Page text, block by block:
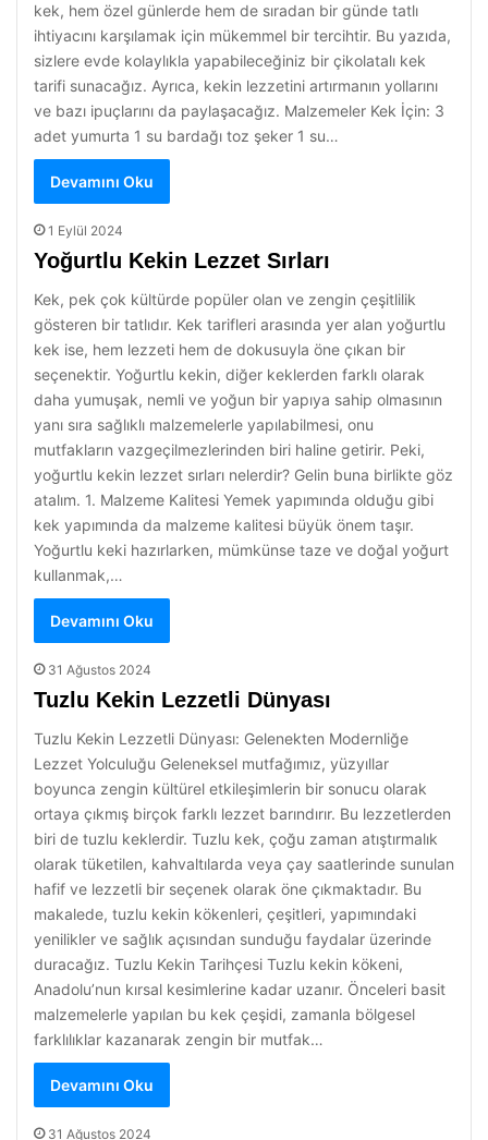
kek, hem özel günlerde hem de sıradan bir günde tatlı
ihtiyacını karşılamak için mükemmel bir tercihtir. Bu yazıda,
sizlere evde kolaylıkla yapabileceğiniz bir çikolatalı kek
tarifi sunacağız. Ayrıca, kekin lezzetini artırmanın yollarını
ve bazı ipuçlarını da paylaşacağız. Malzemeler Kek İçin: 3
adet yumurta 1 su bardağı toz şeker 1 su…
Devamını Oku
1 Eylül 2024
Yoğurtlu Kekin Lezzet Sırları
Kek, pek çok kültürde popüler olan ve zengin çeşitlilik
gösteren bir tatlıdır. Kek tarifleri arasında yer alan yoğurtlu
kek ise, hem lezzeti hem de dokusuyla öne çıkan bir
seçenektir. Yoğurtlu kekin, diğer keklerden farklı olarak
daha yumuşak, nemli ve yoğun bir yapıya sahip olmasının
yanı sıra sağlıklı malzemelerle yapılabilmesi, onu
mutfakların vazgeçilmezlerinden biri haline getirir. Peki,
yoğurtlu kekin lezzet sırları nelerdir? Gelin buna birlikte göz
atalım. 1. Malzeme Kalitesi Yemek yapımında olduğu gibi
kek yapımında da malzeme kalitesi büyük önem taşır.
Yoğurtlu keki hazırlarken, mümkünse taze ve doğal yoğurt
kullanmak,…
Devamını Oku
31 Ağustos 2024
Tuzlu Kekin Lezzetli Dünyası
Tuzlu Kekin Lezzetli Dünyası: Gelenekten Modernliğe
Lezzet Yolculuğu Geleneksel mutfağımız, yüzyıllar
boyunca zengin kültürel etkileşimlerin bir sonucu olarak
ortaya çıkmış birçok farklı lezzet barındırır. Bu lezzetlerden
biri de tuzlu keklerdir. Tuzlu kek, çoğu zaman atıştırmalık
olarak tüketilen, kahvaltılarda veya çay saatlerinde sunulan
hafif ve lezzetli bir seçenek olarak öne çıkmaktadır. Bu
makalede, tuzlu kekin kökenleri, çeşitleri, yapımındaki
yenilikler ve sağlık açısından sunduğu faydalar üzerinde
duracağız. Tuzlu Kekin Tarihçesi Tuzlu kekin kökeni,
Anadolu’nun kırsal kesimlerine kadar uzanır. Önceleri basit
malzemelerle yapılan bu kek çeşidi, zamanla bölgesel
farklılıklar kazanarak zengin bir mutfak…
Devamını Oku
31 Ağustos 2024